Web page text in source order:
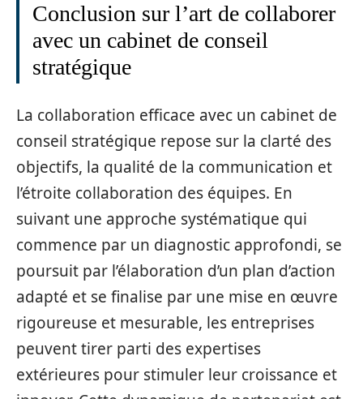
Conclusion sur l’art de collaborer
avec un cabinet de conseil
stratégique
La collaboration efficace avec un cabinet de
conseil stratégique repose sur la clarté des
objectifs, la qualité de la communication et
l’étroite collaboration des équipes. En
suivant une approche systématique qui
commence par un diagnostic approfondi, se
poursuit par l’élaboration d’un plan d’action
adapté et se finalise par une mise en œuvre
rigoureuse et mesurable, les entreprises
peuvent tirer parti des expertises
extérieures pour stimuler leur croissance et